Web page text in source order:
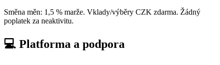
Směna měn: 1,5 % marže. Vklady/výběry CZK zdarma. Žádný
poplatek za neaktivitu.
💻 Platforma a podpora